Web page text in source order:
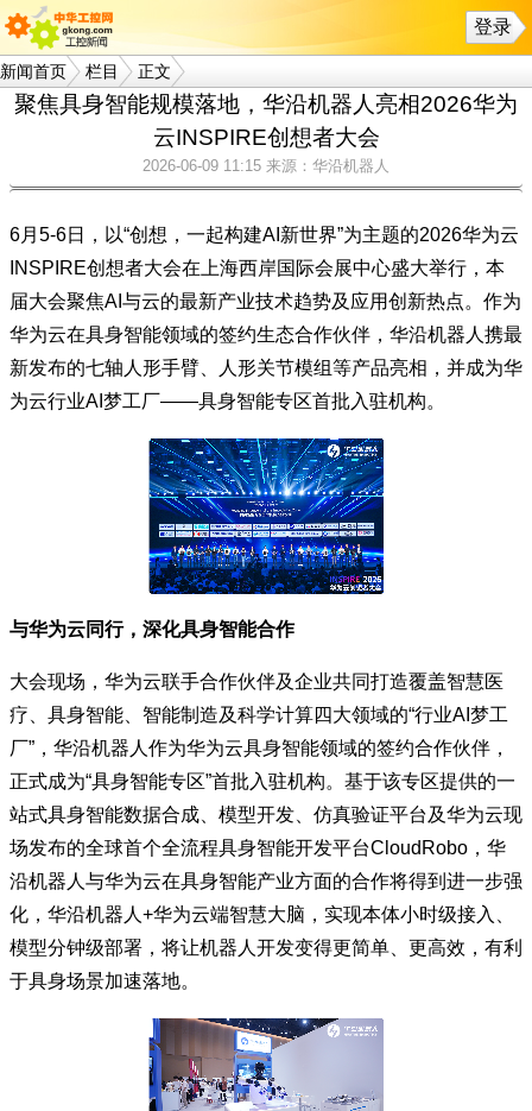
登录
新闻首页 栏目 正文
聚焦具身智能规模落地，华沿机器人亮相2026华为
云INSPIRE创想者大会
2026-06-09 11:15 来源：华沿机器人
6月5-6日，以“创想，一起构建AI新世界”为主题的2026华为云
INSPIRE创想者大会在上海西岸国际会展中心盛大举行，本
届大会聚焦AI与云的最新产业技术趋势及应用创新热点。作为
华为云在具身智能领域的签约生态合作伙伴，华沿机器人携最
新发布的七轴人形手臂、人形关节模组等产品亮相，并成为华
为云行业AI梦工厂——具身智能专区首批入驻机构。
与华为云同行，深化具身智能合作
大会现场，华为云联手合作伙伴及企业共同打造覆盖智慧医
疗、具身智能、智能制造及科学计算四大领域的“行业AI梦工
厂”，华沿机器人作为华为云具身智能领域的签约合作伙伴，
正式成为“具身智能专区”首批入驻机构。基于该专区提供的一
站式具身智能数据合成、模型开发、仿真验证平台及华为云现
场发布的全球首个全流程具身智能开发平台CloudRobo，华
沿机器人与华为云在具身智能产业方面的合作将得到进一步强
化，华沿机器人+华为云端智慧大脑，实现本体小时级接入、
模型分钟级部署，将让机器人开发变得更简单、更高效，有利
于具身场景加速落地。